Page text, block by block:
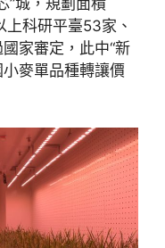
”城，規劃面積
科研平臺53家、
家審定，此中“新
小麥單品種轉讓價